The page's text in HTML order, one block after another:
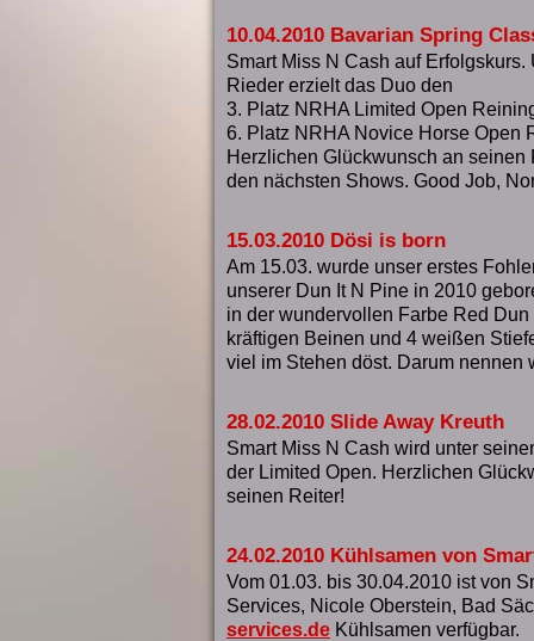
10.04.2010 Bavarian Spring
Smart Miss N Cash auf
Rieder erzielt das Duo den
3. Platz NRHA Limited Open
6. Platz NRHA Novice Horse Open
Herzlichen Glückwunsch an
den nächsten Shows. Good Job,
15.03.2010 Dösi is born
Am 15.03. wurde unser erstes
unserer Dun It N Pine in 2010
in der wundervollen Farbe Red
kräftigen Beinen und 4 weißen
viel im Stehen döst. Darum nennen
28.02.2010 Slide Away Kreuth
Smart Miss N Cash wird unter
der Limited Open. Herzlichen
seinen Reiter!
24.02.2010 Kühlsamen von
Vom 01.03. bis 30.04.2010 ist von
Services, Nicole Oberstein, Bad
services.de Kühlsamen verfügbar.